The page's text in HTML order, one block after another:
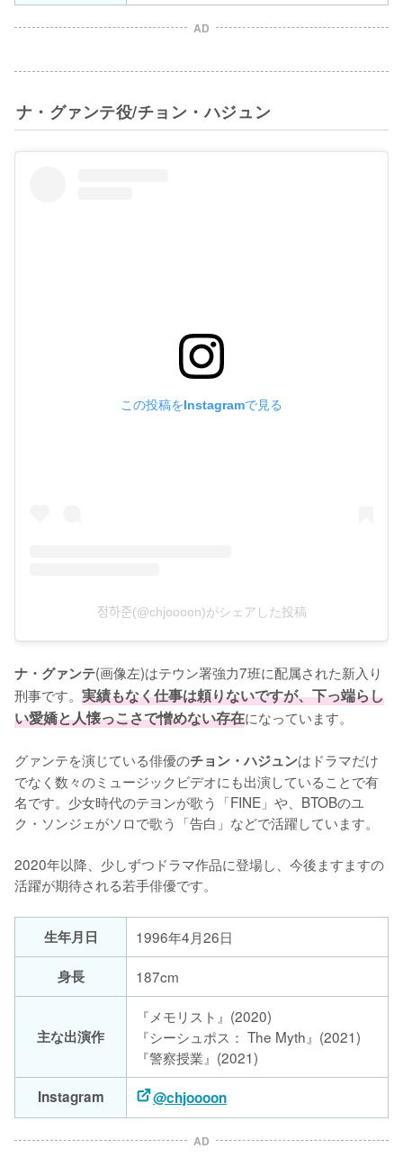
AD
ナ・グァンテ役/チョン・ハジュン
この投稿をInstagramで見る
정하준(@chjoooon)がシェアした投稿
ナ・グァンテ(画像左)はテウン署強力7班に配属された新入り
刑事です。 実績もなく仕事は頼りないですが、下っ端らし
い愛嬌と人懐っこさで憎めない存在になっています。
グァンテを演じている俳優のチョン・ハジュンはドラマだけ
でなく数々のミュージックビデオにも出演していることで有
名です。少女時代のテヨンが歌う「FINE」や、BTOBのユ
ク・ソンジェがソロで歌う「告白」などで活躍しています。
2020年以降、少しずつドラマ作品に登場し、今後ますますの
活躍が期待される若手俳優です。
生年月日
1996年4月26日
身長
187cm
主な出演作
『メモリスト』(2020)
『シーシュポス： The Myth』(2021)
『警察授業』(2021)
Instagram
@chjoooon
AD